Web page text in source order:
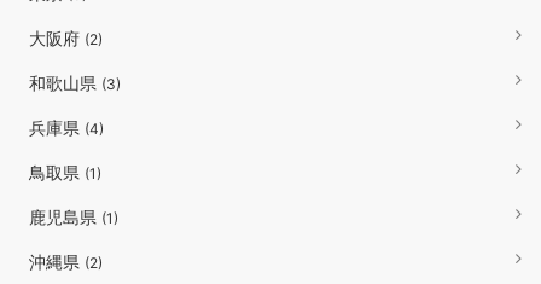
大阪府 (2)
和歌山県 (3)
兵庫県 (4)
鳥取県 (1)
鹿児島県 (1)
沖縄県 (2)